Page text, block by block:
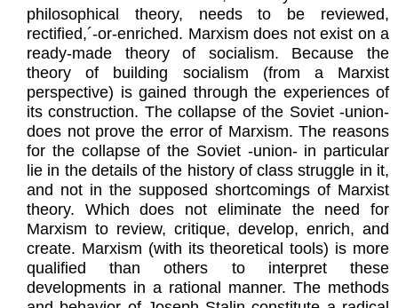
philosophical theory, needs to be reviewed,
rectified,´-or-enriched. Marxism does not exist on a
ready-made theory of socialism. Because the
theory of building socialism (from a Marxist
perspective) is gained through the experiences of
its construction. The collapse of the Soviet -union-
does not prove the error of Marxism. The reasons
for the collapse of the Soviet -union- in particular
lie in the details of the history of class struggle in it,
and not in the supposed shortcomings of Marxist
theory. Which does not eliminate the need for
Marxism to review, critique, develop, enrich, and
create. Marxism (with its theoretical tools) is more
qualified than others to interpret these
developments in a rational manner. The methods